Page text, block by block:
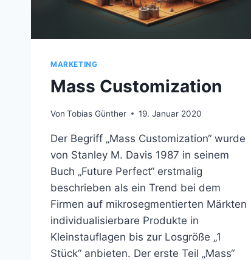
MARKETING
Mass Customization
Von Tobias Günther 19. Januar 2020
Der Begriff „Mass Customization“ wurde
von Stanley M. Davis 1987 in seinem
Buch „Future Perfect“ erstmalig
beschrieben als ein Trend bei dem
Firmen auf mikrosegmentierten Märkten
individualisierbare Produkte in
Kleinstauflagen bis zur Losgröße „1
Stück“ anbieten. Der erste Teil „Mass“